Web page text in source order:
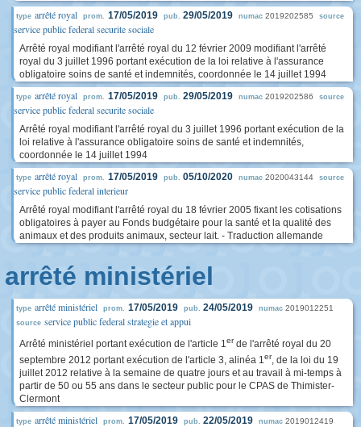
type arrêté royal prom. 17/05/2019 pub. 29/05/2019 numac 2019202585 source
service public federal securite sociale
Arrêté royal modifiant l'arrêté royal du 12 février 2009 modifiant l'arrêté
royal du 3 juillet 1996 portant exécution de la loi relative à l'assurance
obligatoire soins de santé et indemnités, coordonnée le 14 juillet 1994
type arrêté royal prom. 17/05/2019 pub. 29/05/2019 numac 2019202586 source
service public federal securite sociale
Arrêté royal modifiant l'arrêté royal du 3 juillet 1996 portant exécution de la
loi relative à l'assurance obligatoire soins de santé et indemnités,
coordonnée le 14 juillet 1994
type arrêté royal prom. 17/05/2019 pub. 05/10/2020 numac 2020043144 source
service public federal interieur
Arrêté royal modifiant l'arrêté royal du 18 février 2005 fixant les cotisations
obligatoires à payer au Fonds budgétaire pour la santé et la qualité des
animaux et des produits animaux, secteur lait. - Traduction allemande
arrêté ministériel
type arrêté ministériel prom. 17/05/2019 pub. 24/05/2019 numac 2019012251
source service public federal strategie et appui
Arrêté ministériel portant exécution de l'article 1er de l'arrêté royal du 20
septembre 2012 portant exécution de l'article 3, alinéa 1er, de la loi du 19
juillet 2012 relative à la semaine de quatre jours et au travail à mi-temps à
partir de 50 ou 55 ans dans le secteur public pour le CPAS de Thimister-
Clermont
type arrêté ministériel prom. 17/05/2019 pub. 22/05/2019 numac 2019012419